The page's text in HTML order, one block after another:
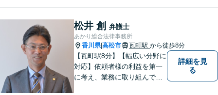
頂ける事件解決を目指して参
ります。【当日／夜間／休日
対応可】お気軽にご相談くだ
さい。
松井 創 弁護士
あかり総合法律事務所
香川県|高松市 瓦町駅 から徒歩8分
【瓦町駅8分】【幅広い分野に
対応】依頼者様の利益を第一
に考え、業務に取り組んでお
詳細を見
る